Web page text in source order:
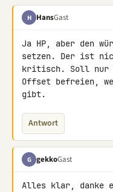
H HansGast
Ja HP, aber den
setzen. Der ist
kritisch. Soll nur
Offset befreien,
gibt.
Antwort
G gekkoGast
Alles klar, danke